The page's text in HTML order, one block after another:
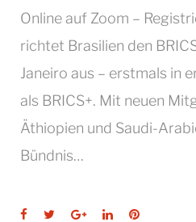
Online auf Zoom –
richtet Brasilien den
Janeiro aus – erstmals in
als BRICS+. Mit neuen
Äthiopien und Saudi-
Bündnis…
Facebook
TwitterGoogle+LinkedInPinterest